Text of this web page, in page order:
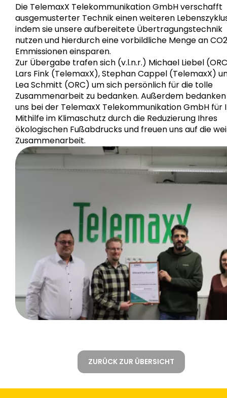
Die TelemaxX Telekommunikation GmbH verschafft
ausgemusterter Technik einen weiteren
indem sie unsere aufbereitete Übertragungstechnik
nutzen und hierdurch eine vorbildliche Menge an
Emmissionen einsparen.
Zur Übergabe trafen sich (v.l.n.r.) Michael Liebel
Lars Fink (TelemaxX), Stephan Cappel (TelemaxX)
Lea Schmitt (ORC) um sich persönlich für die tolle
Zusammenarbeit zu bedanken. Außerdem
uns bei der TelemaxX Telekommunikation GmbH für
Mithilfe im Klimaschutz durch die Reduzierung Ihres
ökologischen Fußabdrucks und freuen uns auf die
Zusammenarbeit.
ZURÜCK ZUR ÜBERSICHT